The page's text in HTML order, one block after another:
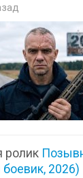
ролик
боевик, 2026)